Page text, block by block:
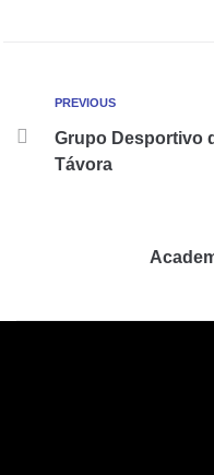
PREVIOUS
Grupo Desportivo
Távora